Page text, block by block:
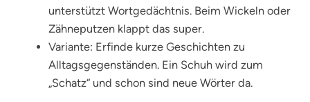
unterstützt Wortgedächtnis. Beim Wickeln oder
Zähneputzen klappt das super.
Variante: Erfinde kurze Geschichten zu
Alltagsgegenständen. Ein Schuh wird zum
„Schatz“ und schon sind neue Wörter da.